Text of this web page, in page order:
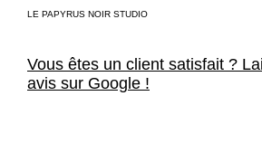
LE PAPYRUS NOIR STUDIO
Vous êtes un client satisfait ?
avis sur Google !